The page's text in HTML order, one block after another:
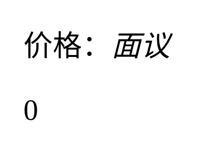
价格： 面议
0